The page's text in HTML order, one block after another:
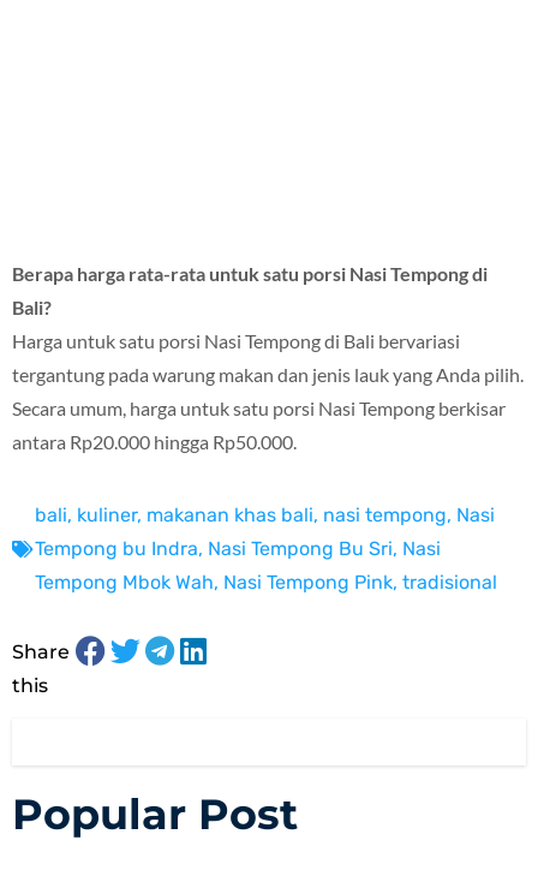
Berapa harga rata-rata untuk satu porsi Nasi Tempong di
Bali?
Harga untuk satu porsi Nasi Tempong di Bali bervariasi
tergantung pada warung makan dan jenis lauk yang Anda pilih.
Secara umum, harga untuk satu porsi Nasi Tempong berkisar
antara Rp20.000 hingga Rp50.000.
bali, kuliner, makanan khas bali, nasi tempong, Nasi
Tempong bu Indra, Nasi Tempong Bu Sri, Nasi
Tempong Mbok Wah, Nasi Tempong Pink, tradisional
Share
this
Popular Post